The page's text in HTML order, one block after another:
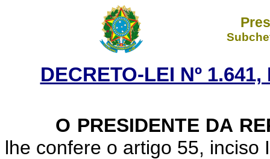
DECRETO-LEI Nº
O PRESIDENTE DA
lhe confere o artigo 55, inciso